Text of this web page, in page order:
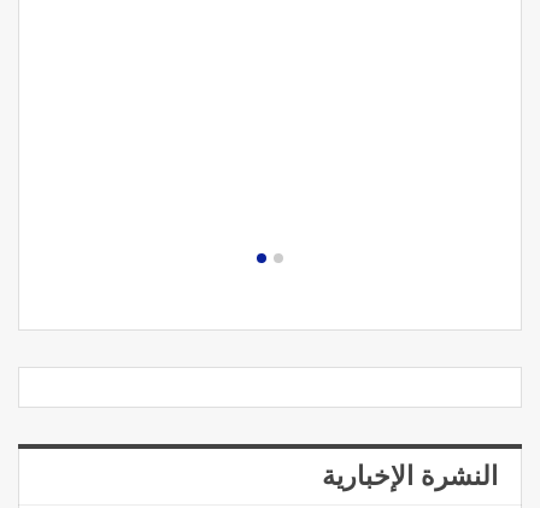
النشرة الإخبارية